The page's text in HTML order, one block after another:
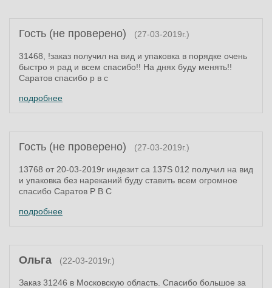
Гость (не проверено) (27-03-2019г.)
31468, !заказ получил на вид и упаковка в порядке очень
быстро я рад и всем спасибо!! На днях буду менять!!
Саратов спасибо р в с
подробнее
Гость (не проверено) (27-03-2019г.)
13768 от 20-03-2019г индезит са 137S 012 получил на вид
и упаковка без нареканий буду ставить всем огромное
спасибо Саратов Р В С
подробнее
Ольга (22-03-2019г.)
Заказ 31246 в Московскую область. Спасибо большое за